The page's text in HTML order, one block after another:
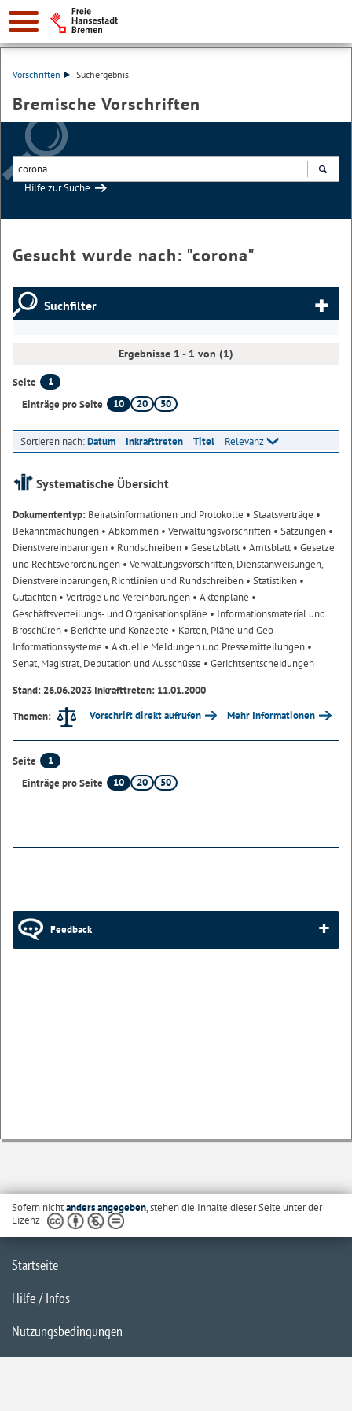
Vorschriften Suchergebnis
Bremische Vorschriften
Hilfe zur Suche
Gesucht wurde nach: "corona"
Suchfilter
Ergebnisse 1 - 1 von (1)
Seite
1
Einträge pro Seite
10 20 50
Sortieren nach:Datum Inkrafttreten Titel Relevanz
Systematische Übersicht
Dokumententyp: Beiratsinformationen und Protokolle • Staatsverträge •
Bekanntmachungen • Abkommen • Verwaltungsvorschriften • Satzungen •
Dienstvereinbarungen • Rundschreiben • Gesetzblatt• Amtsblatt• Gesetze
und Rechtsverordnungen • Verwaltungsvorschriften, Dienstanweisungen,
Dienstvereinbarungen, Richtlinien und Rundschreiben • Statistiken •
Gutachten • Verträge und Vereinbarungen • Aktenpläne •
Geschäftsverteilungs- und Organisationspläne • Informationsmaterial und
Broschüren • Berichte und Konzepte • Karten, Pläne und Geo-
Informationssysteme • Aktuelle Meldungen und Pressemitteilungen •
Senat, Magistrat, Deputation und Ausschüsse • Gerichtsentscheidungen
Stand: 26.06.2023 Inkrafttreten: 11.01.2000
Themen:
Vorschrift direkt aufrufen Mehr Informationen
Seite
1
Einträge pro Seite
10 20 50
Feedback
Sofern nichtanders angegeben, stehen die Inhalte dieser Seite unter der
Lizenz
Startseite
Hilfe / Infos
Nutzungsbedingungen